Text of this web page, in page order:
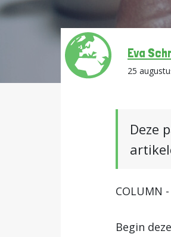
Eva
25
Deze
COLUMN -
Begin